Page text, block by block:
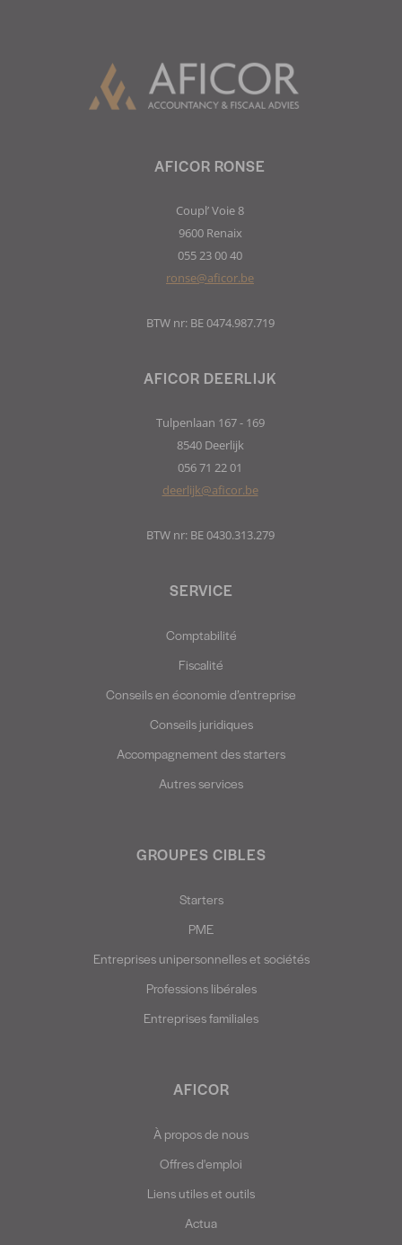
SERVICE
Comptabilité
Fiscalité
Conseils en économie d’entreprise
Conseils juridiques
Accompagnement des starters
Autres services
GROUPES CIBLES
Starters
PME
Entreprises unipersonnelles et sociétés
Professions libérales
Entreprises familiales
AFICOR
À propos de nous
Offres d'emploi
Liens utiles et outils
Actua
AFICOR DEERLIJK
Tulpenlaan 167 - 169
8540 Deerlijk
056 71 22 01
deerlijk@aficor.be
BTW nr: BE 0430.313.279
AFICOR RONSE
Coupl’ Voie 8
9600 Renaix
055 23 00 40
ronse@aficor.be
BTW nr: BE 0474.987.719